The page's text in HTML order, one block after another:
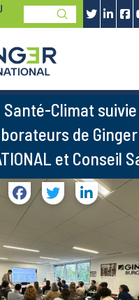
Search
Submit
Climat
de Ginger
et Conseil